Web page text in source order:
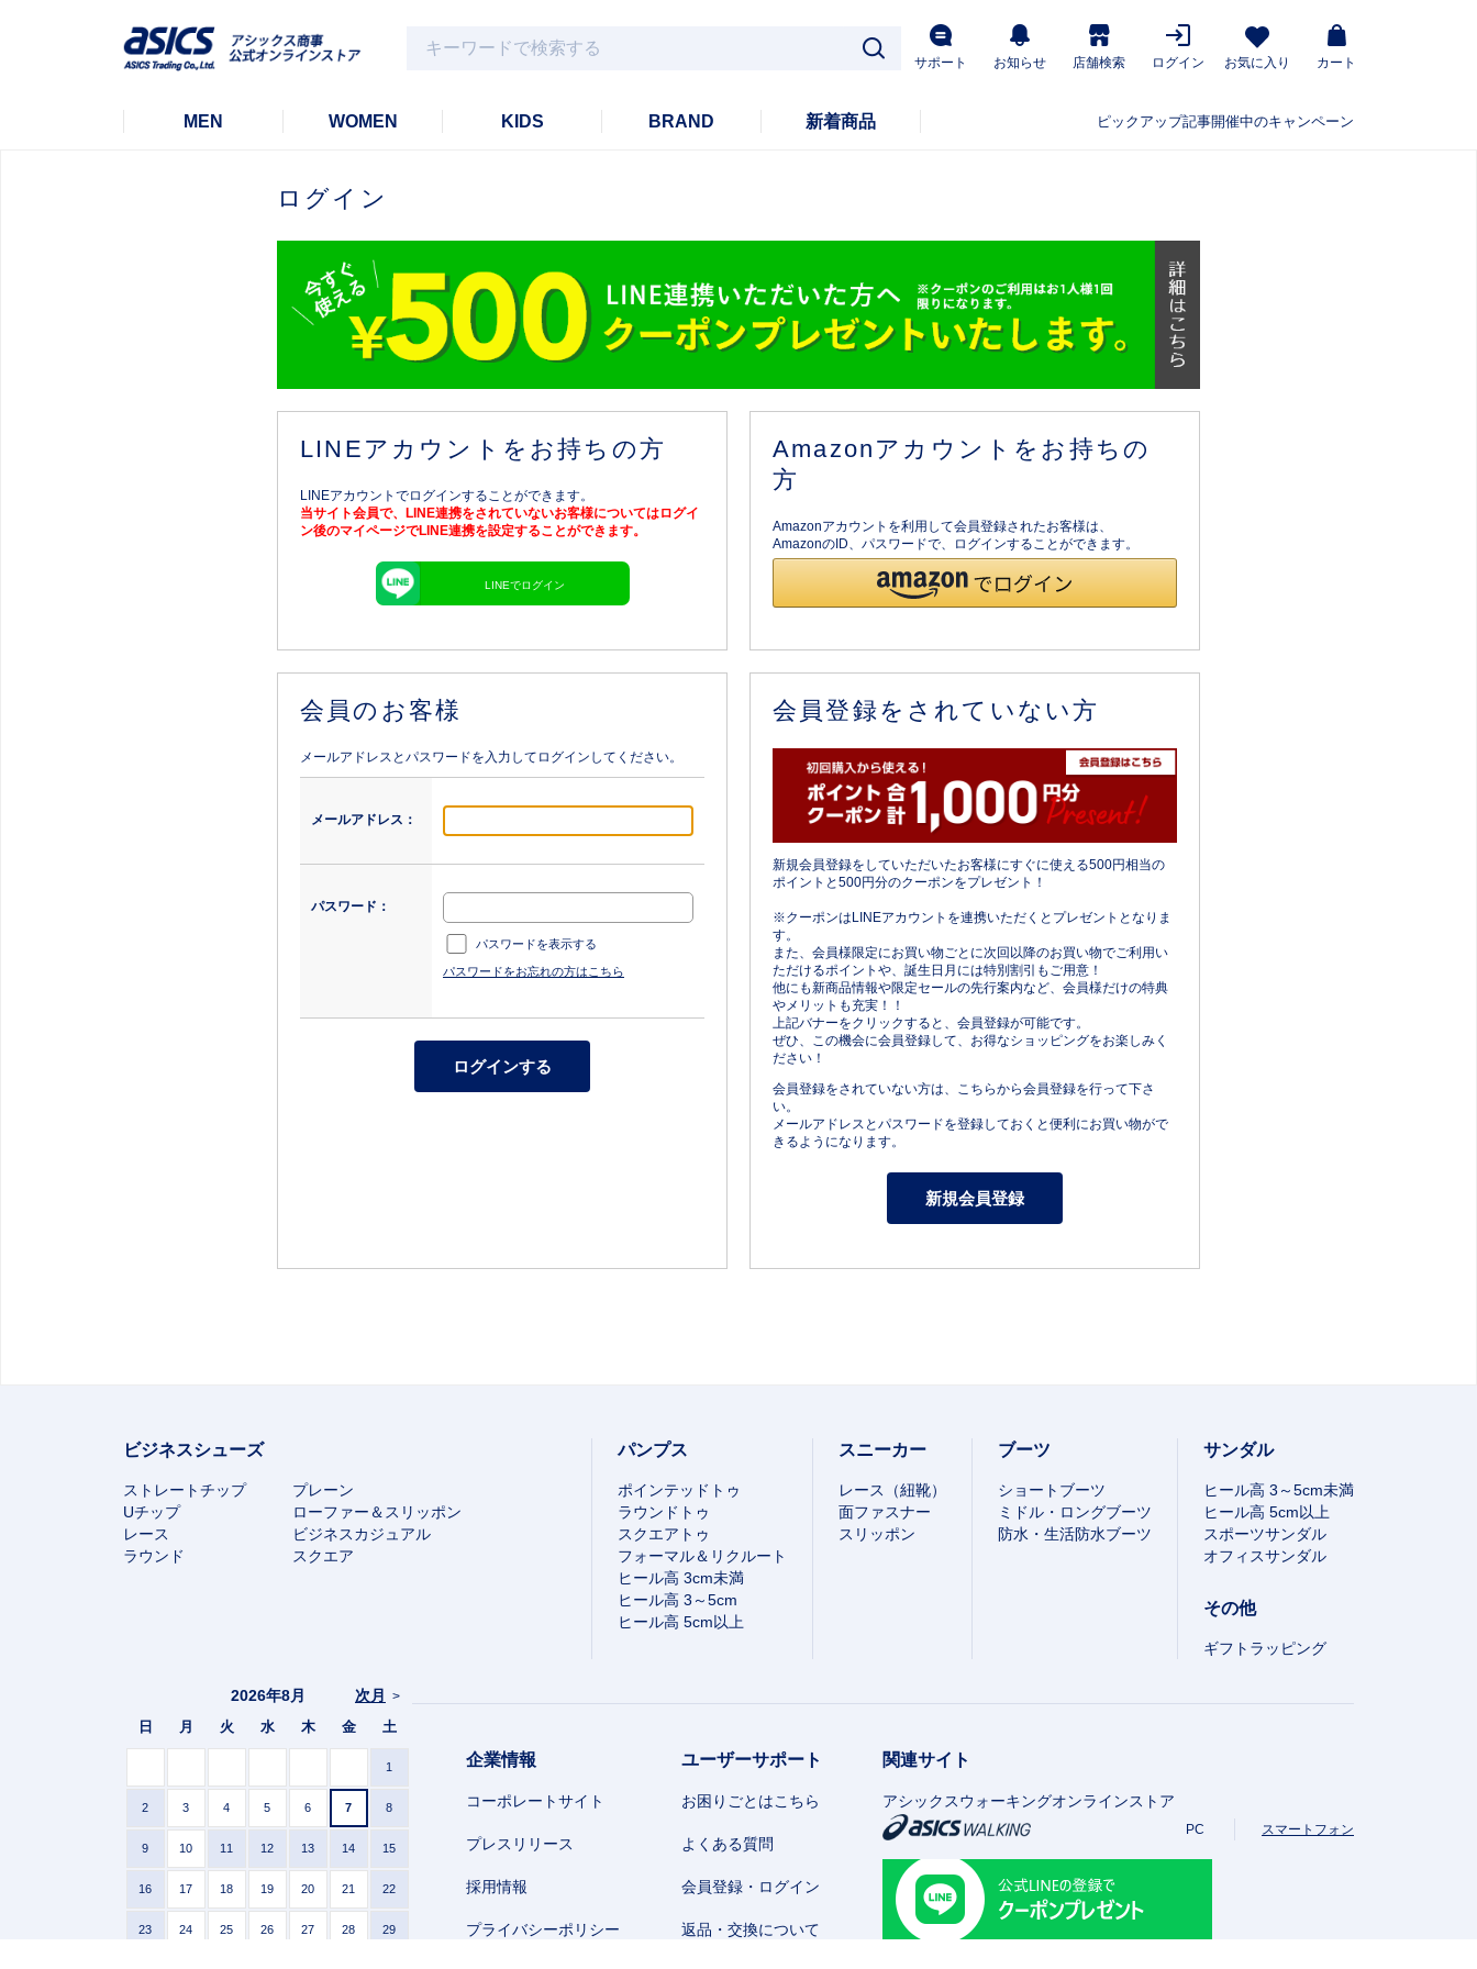
サポート お知らせ 店舗検索 ログイン お気に入り カート
MEN WOMEN KIDS BRAND 新着商品 ピックアップ記事開催中のキャンペーン
ログイン
LINEアカウントをお持ちの方
LINEアカウントでログインすることができます。
当サイト会員で、LINE連携をされていないお客様についてはログイ
ン後のマイページでLINE連携を設定することができます。
LINEでログイン
Amazonアカウントをお持ちの
方
Amazonアカウントを利用して会員登録されたお客様は、
AmazonのID、パスワードで、ログインすることができます。
会員のお客様
メールアドレスとパスワードを入力してログインしてください。
メールアドレス：
パスワード：
パスワードを表示する
パスワードをお忘れの方はこちら
会員登録をされていない方
新規会員登録をしていただいたお客様にすぐに使える500円相当の
ポイントと500円分のクーポンをプレゼント！
※クーポンはLINEアカウントを連携いただくとプレゼントとなりま
す。
また、会員様限定にお買い物ごとに次回以降のお買い物でご利用い
ただけるポイントや、誕生日月には特別割引もご用意！
他にも新商品情報や限定セールの先行案内など、会員様だけの特典
やメリットも充実！！
上記バナーをクリックすると、会員登録が可能です。
ぜひ、この機会に会員登録して、お得なショッピングをお楽しみく
ださい！
会員登録をされていない方は、こちらから会員登録を行って下さ
い。
メールアドレスとパスワードを登録しておくと便利にお買い物がで
きるようになります。
ビジネスシューズ
ストレートチップ
プレーン
Uチップ
ローファー＆スリッポン
レース
ビジネスカジュアル
ラウンド
スクエア
パンプス
ポインテッドトゥ
ラウンドトゥ
スクエアトゥ
フォーマル＆リクルート
ヒール高 3cm未満
ヒール高 3～5cm
ヒール高 5cm以上
スニーカー
レース（紐靴）
面ファスナー
スリッポン
ブーツ
ショートブーツ
ミドル・ロングブーツ
防水・生活防水ブーツ
サンダル
ヒール高 3～5cm未満
ヒール高 5cm以上
スポーツサンダル
オフィスサンダル
その他
ギフトラッピング
次月 >
2026年8月
日 月 火 水 木 金 土
1
2 3 4 5 6 7 8
9 10 11 12 13 14 15
16 17 18 19 20 21 22
23 24 25 26 27 28 29
企業情報
コーポレートサイト
プレスリリース
採用情報
プライバシーポリシー
ユーザーサポート
お困りごとはこちら
よくある質問
会員登録・ログイン
返品・交換について
関連サイト
アシックスウォーキングオンラインストア
PC スマートフォン